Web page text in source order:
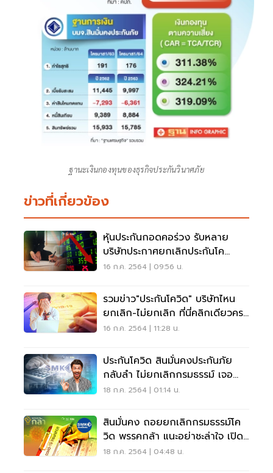
ฐานะเงินกองทุนของธุรกิจประกันวินาศภัย
ข่าวที่เกี่ยวข้อง
หุ้นประกันกอดคอร่วง รับหลาย
บริษัทประกาศยกเลิกประกันโค
วิด-19
16 ก.ค. 2564 | 09:56 น.
รวมข่าว"ประกันโควิด" บริษัทไหน
ยกเลิก-ไม่ยกเลิก ที่นี่คลิกเดียวครบ
จบ
16 ก.ค. 2564 | 11:28 น.
ประกันโควิด สินมั่นคงประกันภัย
กลับลำ ไม่ยกเลิกกรมธรรม์ เจอ
จ่าย จบ
18 ก.ค. 2564 | 01:14 น.
สินมั่นคง ถอยยกเลิกกรมธรรม์โค
วิด พรรคกล้า แนะอย่าชะล่าใจ เปิด
ช่องทางรักษาผลประโยชน์
18 ก.ค. 2564 | 04:48 น.